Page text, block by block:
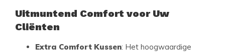
Uitmuntend Comfort voor Uw
Cliënten
Extra Comfort Kussen: Het hoogwaardige